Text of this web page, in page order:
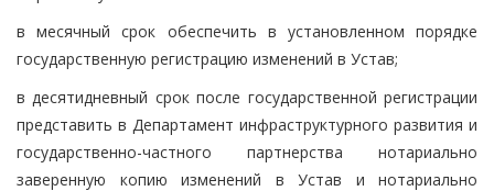
в месячный срок обеспечить в установленном порядке
государственную регистрацию изменений в Устав;
в десятидневный срок после государственной регистрации
представить в Департамент инфраструктурного развития и
государственно-частного партнерства нотариально
заверенную копию изменений в Устав и нотариально